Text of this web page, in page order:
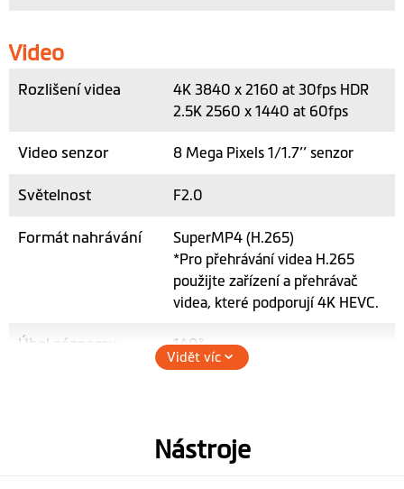
Video
Rozlišení videa
4K 3840 x 2160 at 30fps HDR
2.5K 2560 x 1440 at 60fps
Video senzor 8 Mega Pixels 1/1.7’’ senzor
Světelnost F2.0
Formát nahrávání
SuperMP4 (H.265)
*Pro přehrávání videa H.265
použijte zařízení a přehrávač
videa, které podporují 4K HEVC.
Úhel záznamu 140°
Vidět víc
Nástroje